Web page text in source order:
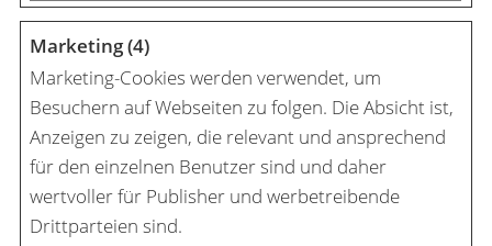
Marketing (4)
Marketing-Cookies werden verwendet, um
Besuchern auf Webseiten zu folgen. Die Absicht ist,
Anzeigen zu zeigen, die relevant und ansprechend
für den einzelnen Benutzer sind und daher
wertvoller für Publisher und werbetreibende
Drittparteien sind.